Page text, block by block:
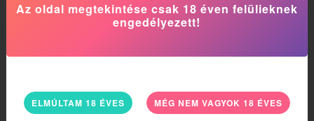
Az oldal megtekintése csak 18 éven felülieknek
engedélyezett!
ELMÚLTAM 18 ÉVES MÉG NEM VAGYOK 18 ÉVES